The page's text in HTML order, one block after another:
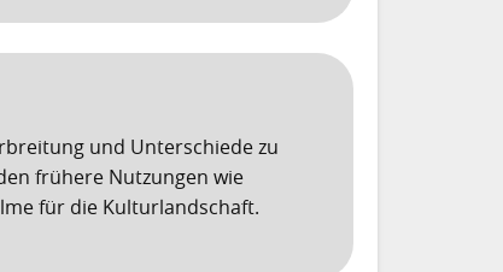
und Unterschiede zu
frühere Nutzungen wie
für die Kulturlandschaft.